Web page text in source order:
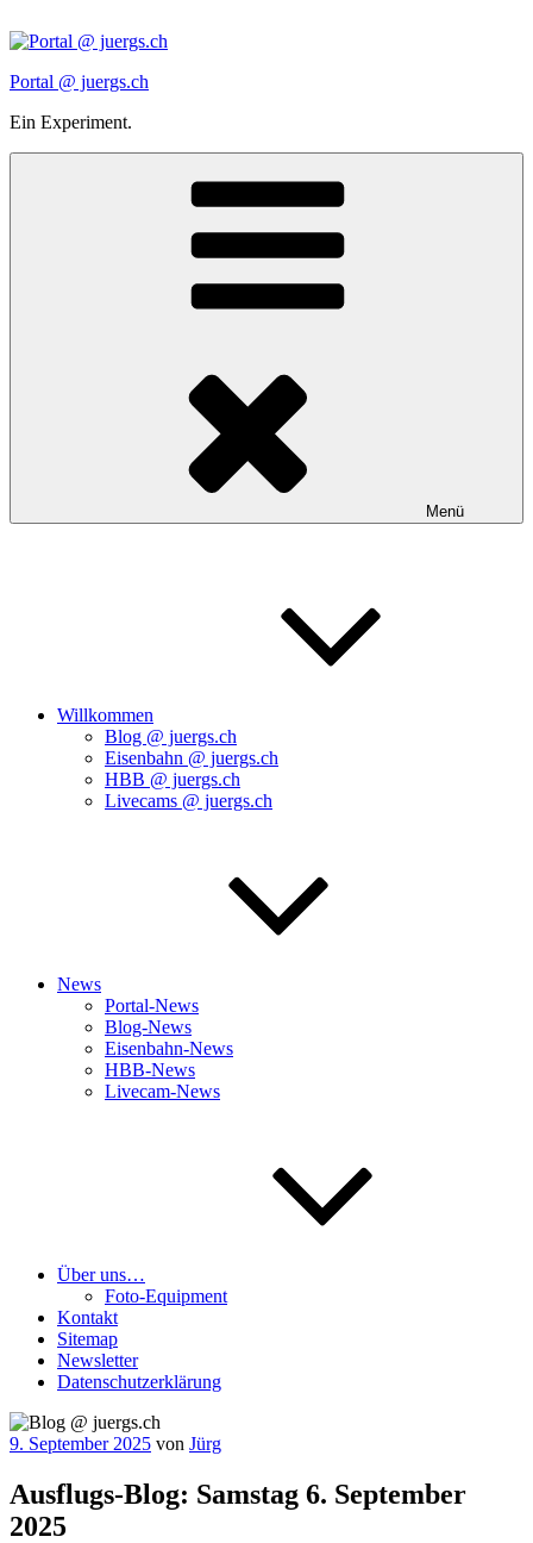
Inhalt
Portal @ juergs.ch
Ein Experiment.
Menü
Willkommen
Blog @ juergs.ch
Eisenbahn @ juergs.ch
HBB @ juergs.ch
Livecams @ juergs.ch
News
Portal-News
Blog-News
Eisenbahn-News
HBB-News
Livecam-News
Über uns…
Foto-Equipment
Kontakt
Sitemap
Newsletter
Datenschutzerklärung
Veröffentlicht
9. September 2025 von Jürg
Ausflugs-Blog: Samstag 6. September
2025